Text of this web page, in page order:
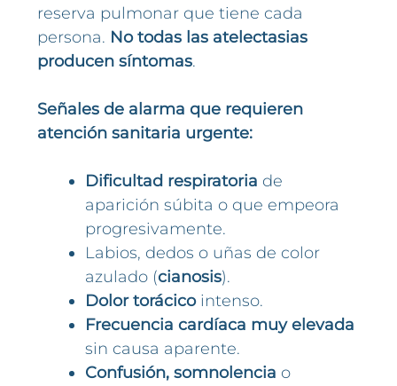
reserva pulmonar que tiene cada
persona. No todas las atelectasias
producen síntomas.
Señales de alarma que requieren
atención sanitaria urgente:
Dificultad respiratoria de
aparición súbita o que empeora
progresivamente.
Labios, dedos o uñas de color
azulado (cianosis).
Dolor torácicointenso.
Frecuencia cardíaca muy elevada
sin causa aparente.
Confusión, somnolencia o